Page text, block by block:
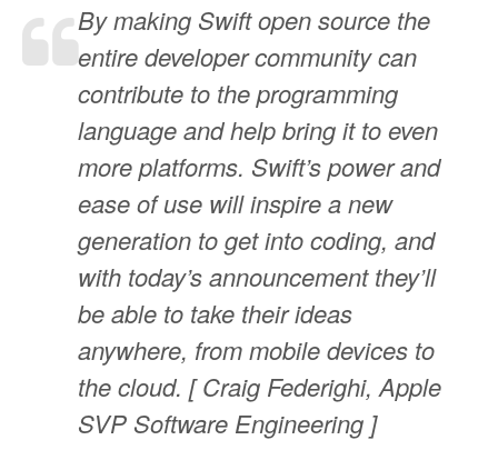
By making Swift open source the
entire developer community can
contribute to the programming
language and help bring it to even
more platforms. Swift’s power and
ease of use will inspire a new
generation to get into coding, and
with today’s announcement they’ll
be able to take their ideas
anywhere, from mobile devices to
the cloud. [ Craig Federighi, Apple
SVP Software Engineering ]